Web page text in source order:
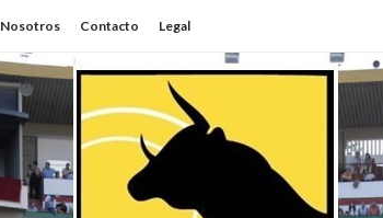
Nosotros Contacto Legal